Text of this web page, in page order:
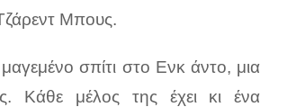
Μπους.
σπίτι στο Ενκ άντο, μια
Κάθε μέλος της έχει κι ένα